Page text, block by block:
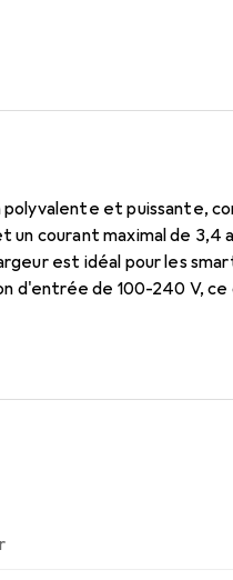
et puissante,
courant maximal de 3,4
est idéal pour les
d'entrée de 100-240 V,
De plus, il est livré avec